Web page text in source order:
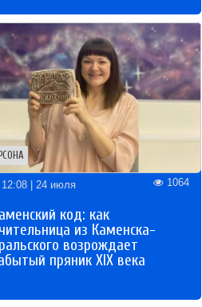
12:08 | 24 июля 1064
код: как
из Каменска-
возрождает
пряник XIX века